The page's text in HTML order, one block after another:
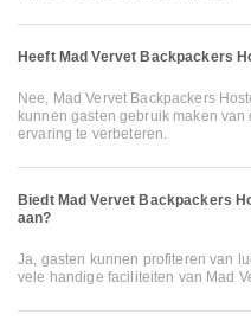
Heeft Mad Vervet Backpackers
Nee, Mad Vervet Backpackers
kunnen gasten gebruik maken
ervaring te verbeteren.
Biedt Mad Vervet Backpackers
aan?
Ja, gasten kunnen profiteren van
vele handige faciliteiten van Mad